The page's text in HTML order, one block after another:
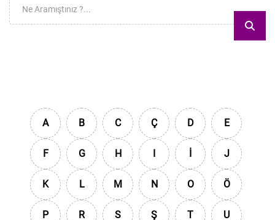
A B C Ç D E
F G H I İ J
K L M N O Ö
P R S Ş T U